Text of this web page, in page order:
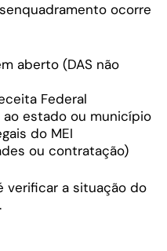
ocorre
aberto (DAS não
Federal
estado ou município
do MEI
ou contratação)
verificar a situação do